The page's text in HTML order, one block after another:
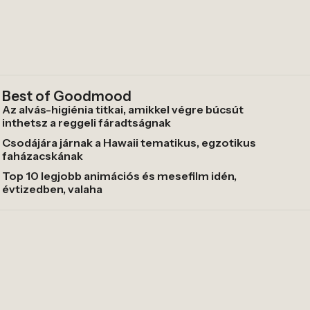
Best of Goodmood
Az alvás-higiénia titkai, amikkel végre búcsút
inthetsz a reggeli fáradtságnak
Csodájára járnak a Hawaii tematikus, egzotikus
faházacskának
Top 10 legjobb animációs és mesefilm idén,
évtizedben, valaha